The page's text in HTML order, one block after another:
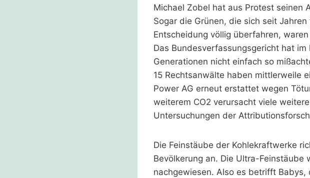
Michael Zobel hat aus Protest seinen
Sogar die Grünen, die sich seit
Entscheidung völlig überfahren,
Das Bundesverfassungsgericht hat
Generationen nicht einfach so
15 Rechtsanwälte haben mittlerweile
Power AG erneut erstattet wegen
weiterem CO2 verursacht viele
Untersuchungen der
Die Feinstäube der Kohlekraftwerke
Bevölkerung an. Die Ultra-
nachgewiesen. Also es betrifft